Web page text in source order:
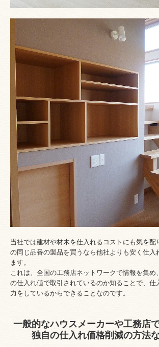
当社では建材や材木を仕入れるコストにも気を配
の同じ品番の製品を買うなら他社よりも安く仕入
ます。
これは、全国の工務店ネットワークで情報を集め
の仕入れ値で取引されているのか知ることで、仕
力をしているからできることなのです。
一般的なハウスメーカーや工務店
独自の仕入れ価格削減の方法な